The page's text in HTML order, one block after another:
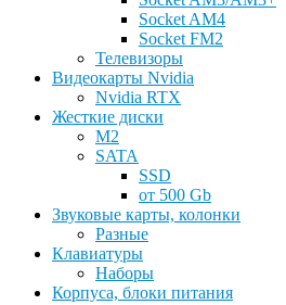
Socket AM4
Socket FM2
Телевизоры
Видеокарты Nvidia
Nvidia RTX
Жесткие диски
M2
SATA
SSD
от 500 Gb
Звуковые карты, колонки
Разные
Клавиатуры
Наборы
Корпуса, блоки питания